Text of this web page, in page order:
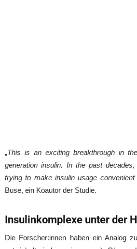
„This is an exciting breakthrough in
generation insulin. In the past
trying to make insulin usage convenient
Buse, ein Koautor der Studie.
Insulinkomplexe unter der
Die Forscher:innen haben ein Analog